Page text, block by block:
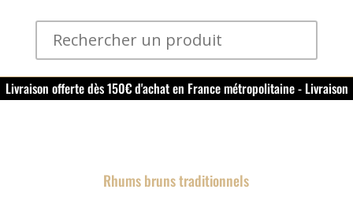
Livraison offerte dès 150€ d'achat en France métropolitaine - Livraison
offerte dans le rouillacais (16) dès 50€ d'achat
Rhums bruns traditionnels